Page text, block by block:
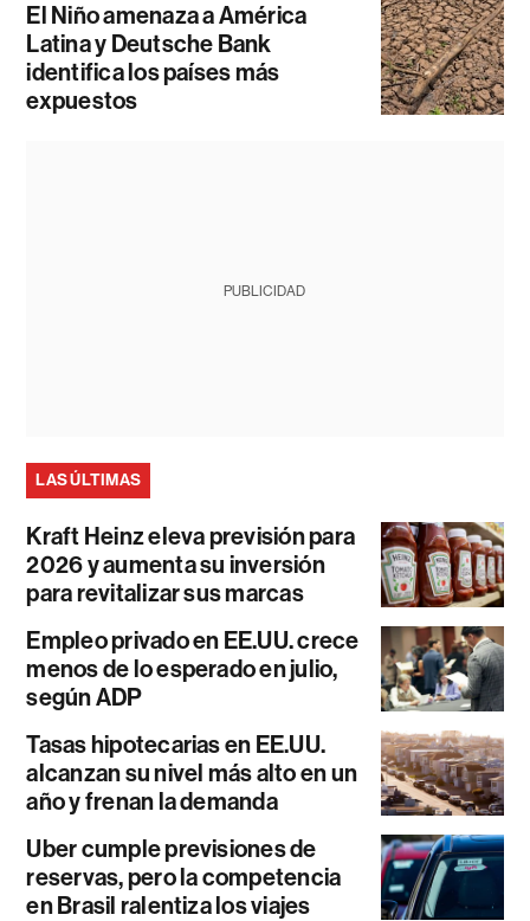
El Niño amenaza a América
Latina y Deutsche Bank
identifica los países más
expuestos
PUBLICIDAD
LAS ÚLTIMAS
Kraft Heinz eleva previsión para
2026 y aumenta su inversión
para revitalizar sus marcas
Empleo privado en EE.UU. crece
menos de lo esperado en julio,
según ADP
Tasas hipotecarias en EE.UU.
alcanzan su nivel más alto en un
año y frenan la demanda
Uber cumple previsiones de
reservas, pero la competencia
en Brasil ralentiza los viajes